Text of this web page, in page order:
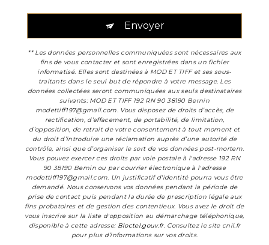
Envoyer
** Les données personnelles communiquées sont nécessaires aux
fins de vous contacter et sont enregistrées dans un fichier
informatisé. Elles sont destinées à MOD ET TIFF et ses sous-
traitants dans le seul but de répondre à votre message. Les
données collectées seront communiquées aux seuls destinataires
suivants: MOD ET TIFF 192 RN 90 38190 Bernin
modettiff197@gmail.com. Vous disposez de droits d’accès, de
rectification, d’effacement, de portabilité, de limitation,
d’opposition, de retrait de votre consentement à tout moment et
du droit d’introduire une réclamation auprès d’une autorité de
contrôle, ainsi que d’organiser le sort de vos données post-mortem.
Vous pouvez exercer ces droits par voie postale à l'adresse 192 RN
90 38190 Bernin ou par courrier électronique à l'adresse
modettiff197@gmail.com. Un justificatif d'identité pourra vous être
demandé. Nous conservons vos données pendant la période de
prise de contact puis pendant la durée de prescription légale aux
fins probatoires et de gestion des contentieux. Vous avez le droit de
vous inscrire sur la liste d'opposition au démarchage téléphonique,
disponible à cette adresse: Bloctel.gouv.fr. Consultez le site cnil.fr
pour plus d’informations sur vos droits.